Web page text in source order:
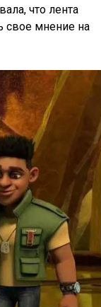
что лента
свое мнение на